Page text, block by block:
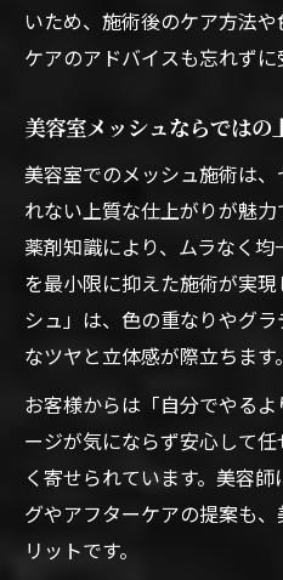
いため、施術後のケア方法
ケアのアドバイスも忘れずに
美容室メッシュならではの
美容室でのメッシュ施術は
れない上質な仕上がりが魅
薬剤知識により、ムラなく
を最小限に抑えた施術が実
シュ」は、色の重なりやグ
なツヤと立体感が際立ちます。
お客様からは「自分でやる
ージが気にならず安心して
く寄せられています。美容
グやアフターケアの提案も
リットです。